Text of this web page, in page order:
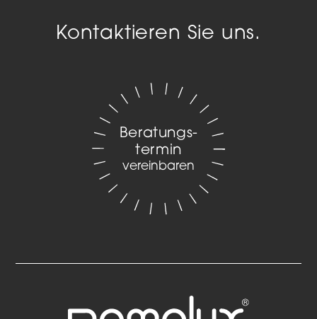
Kontaktieren Sie uns.
Beratungs­
termin
vereinbaren